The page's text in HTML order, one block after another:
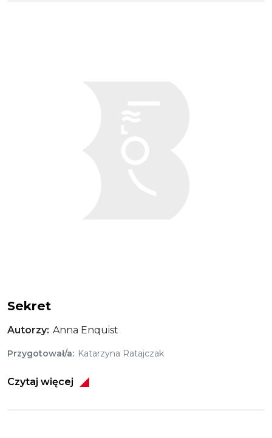
Sekret
Autorzy Anna Enquist
Przygotował/a Katarzyna Ratajczak
Czytaj więcej